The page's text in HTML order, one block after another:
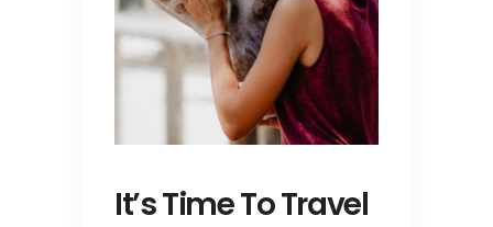
It’s Time To Travel